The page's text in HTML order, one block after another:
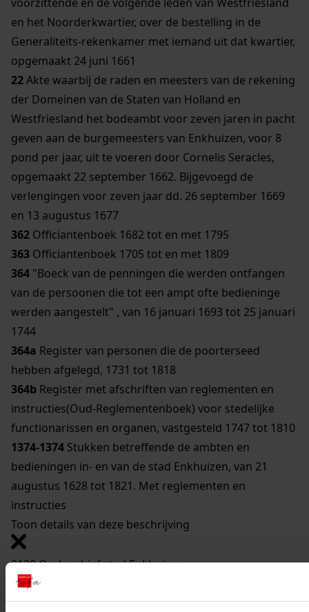
en het Noorderkwartier, over de bestelling in de
Generaliteits-rekenkamer met iemand uit dat kwartier,
opgemaakt 24 juni 1661
22Akte waarbij de raden en meesters van de rekening
der Domeinen van de Staten van Holland en
Westfriesland het bodeambt voor zeven jaren in pacht
geven aan de burgemeesters van Enkhuizen, voor 8
pond per jaar, uit te voeren door Cornelis Seracles,
opgemaakt 22 september 1662. Bijgevoegd de
verlengingen voor zeven jaar dd. 26 september 1669
en 13 augustus 1677
362 Officiantenboek 1682 tot en met 1795
363 Officiantenboek 1705 tot en met 1809
364 "Boeck van de penningen die werden ontfangen
van de persoonen die tot een ampt ofte bedieninge
werden aangestelt" , van 16 januari 1693 tot 25 januari
1744
364a Register van personen die de poorterseed
hebben afgelegd, 1731 tot 1818
364b Register met afschriften van reglementen en
instructies(Oud-Reglementenboek) voor stedelijke
functionarissen en organen, vastgesteld 1747 tot 1810
1374-1374 Stukken betreffende de ambten en
bedieningen in- en van de stad Enkhuizen, van 21
augustus 1628 tot 1821. Met reglementen en
instructies
Toon details van deze beschrijving
0120 Oud archief stad Enkhuizen
Inventaris
5. Ambten en bedieningen